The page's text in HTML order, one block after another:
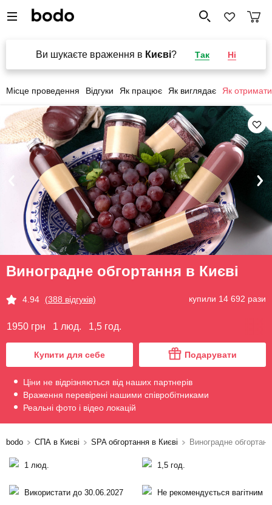
Ви шукаєте враження в Києві? Так Ні
Місце проведення Відгуки Як працює Як виглядає Як отримати
Виноградне обгортання в Києві
4.94 (388 відгуків) купили 14 692 рази
1950 грн 1 люд. 1,5 год.
Купити для себе Подарувати
Ціни не відрізняються від наших партнерів
Враження перевірені нашими співробітниками
Реальні фото і відео локацій
bodo СПА в Києві SPA обгортання в Києві Виноградне
1 люд. 1,5 год.
Використати до 30.06.2027 Не рекомендується вагітним